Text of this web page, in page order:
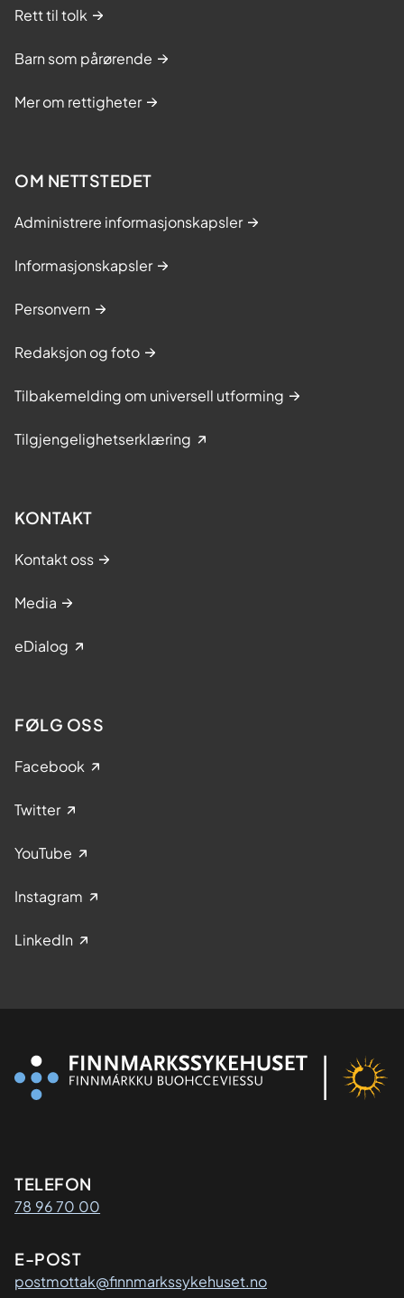
Rett til tolk
Barn som pårørende
Mer om rettigheter
OM NETTSTEDET
Administrere informasjonskapsler
Informasjonskapsler
Personvern
Redaksjon og foto
Tilbakemelding om universell utforming
Tilgjengelighetserklæring
KONTAKT
Kontakt oss
Media
eDialog
FØLG OSS
Facebook
Twitter
YouTube
Instagram
LinkedIn
Kontaktinformasjon
TELEFON
78 96 70 00
E-POST
postmottak@finnmarkssykehuset.no